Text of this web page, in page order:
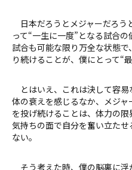
日本だろうとメジャーだろう
って“一生に一度”となる試合
試合も可能な限り万全な状態
り続けることが、僕にとって“
とはいえ、これは決して容易
体の衰えを感じるなか、メジ
を投げ続けることは、体力の限
気持ちの面で自分を奮い立た
ない。
そう考えた時、僕の脳裏に浮